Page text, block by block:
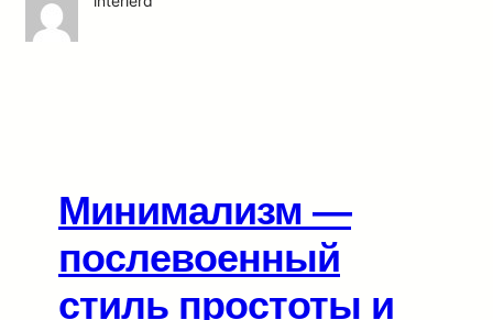
Минимализм —
послевоенный
стиль простоты и